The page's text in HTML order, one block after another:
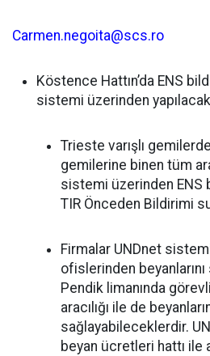
Carmen.negoita@scs.ro
Köstence Hattın’da ENS
sistemi üzerinden
Trieste varışlı
gemilerine binen tüm
sistemi üzerinden ENS
TIR Önceden Bildirimi
Firmalar UNDnet
ofislerinden
Pendik limanında
aracılığı ile de
sağlayabileceklerdir.
beyan ücretleri hattı ile